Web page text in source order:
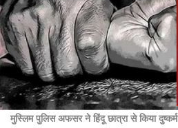
मुस्लिम पुलिस अफसर ने हिंदू छात्रा से किया दुष्कर्म